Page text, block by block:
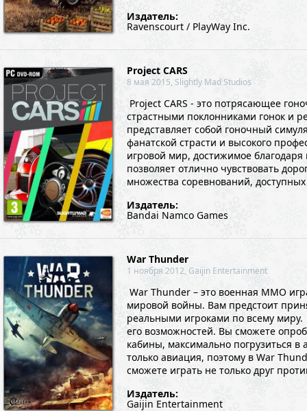
Издатель:
Ravenscourt / PlayWay Inc.
Project CARS
8 мая 2015, Slightly Mad Studios
Project CARS - это потрясающее
страстными поклонниками гонок и
представляет собой гоночный
фанатской страсти и высокого
игровой мир, достижимое
позволяет отлично чувствовать
множества соревнований,
Издатель:
Bandai Namco Games
War Thunder
1 ноября 2012, Gaijin Entertainment
War Thunder – это военная MMO
мировой войны. Вам предстоит
реальными игроками по всему
его возможностей. Вы сможете
кабины, максимально погрузиться
только авиация, поэтому в War
сможете играть не только друг
Издатель:
Gaijin Entertainment